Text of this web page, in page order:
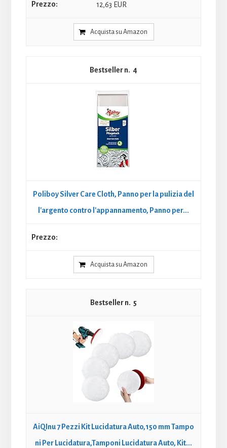
12,63 EUR
Acquista su Amazon
4
Poliboy Silver Care Cloth, Panno per la pulizia del
l'argento contro l'appannamento, Panno per...
Acquista su Amazon
5
AiQInu 7 Pezzi Kit Lucidatura Auto,150 mm Tampo
ni Per Lucidatura,Tamponi Lucidatura Auto, Kit...